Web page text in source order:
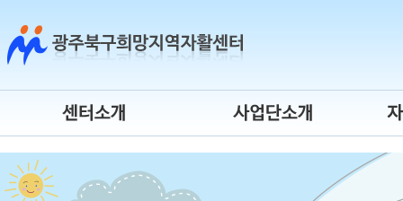
센터연혁